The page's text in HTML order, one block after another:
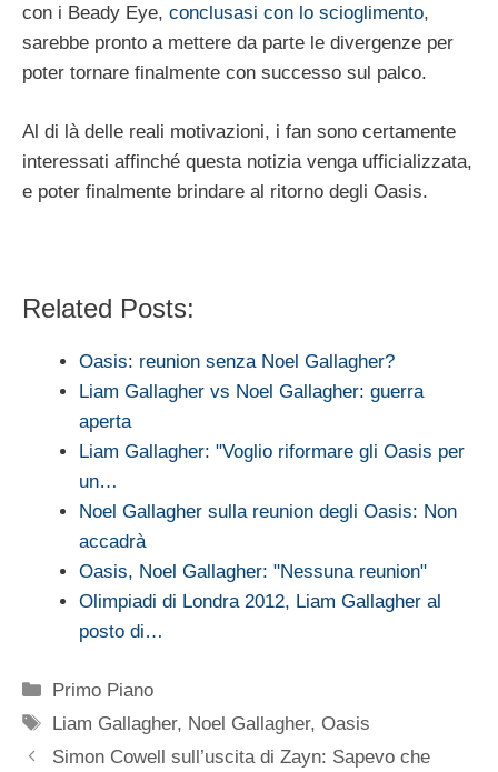
con i Beady Eye, conclusasi con lo scioglimento,
sarebbe pronto a mettere da parte le divergenze per
poter tornare finalmente con successo sul palco.
Al di là delle reali motivazioni, i fan sono certamente
interessati affinché questa notizia venga ufficializzata,
e poter finalmente brindare al ritorno degli Oasis.
Related Posts:
Oasis: reunion senza Noel Gallagher?
Liam Gallagher vs Noel Gallagher: guerra
aperta
Liam Gallagher: "Voglio riformare gli Oasis per
un…
Noel Gallagher sulla reunion degli Oasis: Non
accadrà
Oasis, Noel Gallagher: "Nessuna reunion"
Olimpiadi di Londra 2012, Liam Gallagher al
posto di…
Categorie
Primo Piano
Tag
Liam Gallagher, Noel Gallagher,Oasis
Simon Cowell sull’uscita di Zayn: Sapevo che